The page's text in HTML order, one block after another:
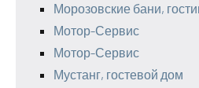
Морозовские бани,
Мотор-Сервис
Мотор-Сервис
Мустанг, гостевой дом